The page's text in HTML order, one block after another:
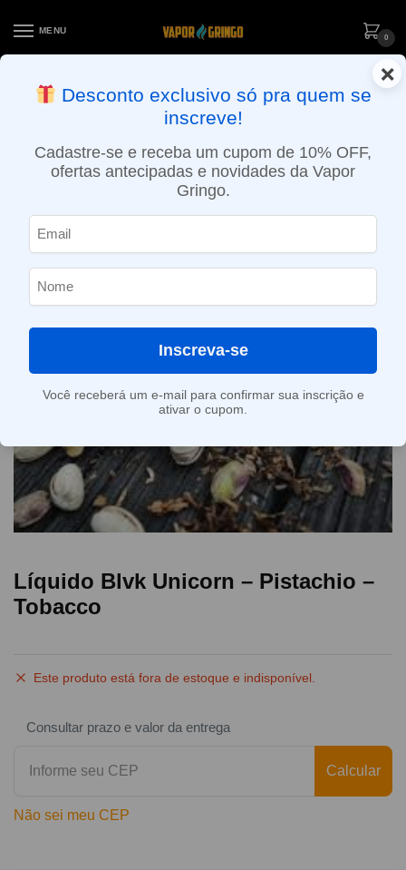
MENU
0
ENTREGA NO MESMO DIA EM SÃO PAULO (SEG A SEX): PEDIDOS
APROVADOS ATÉ 15:30 VIA MOTOBOY
Líquido Blvk Unicorn – Pistachio –
Tobacco
Este produto está fora de estoque e indisponível.
Consultar prazo e valor da entrega
Calcular
Não sei meu CEP
×
Desconto exclusivo só pra quem se
inscreve!
Cadastre-se e receba um cupom de 10% OFF,
ofertas antecipadas e novidades da Vapor
Gringo.
Inscreva-se
Você receberá um e-mail para confirmar sua inscrição e
ativar o cupom.